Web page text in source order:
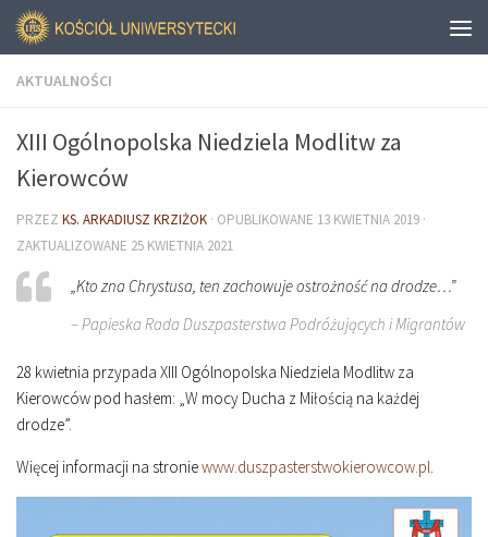
AKTUALNOŚCI
XIII Ogólnopolska Niedziela Modlitw za
Kierowców
PRZEZ KS. ARKADIUSZ KRZIŻOK · OPUBLIKOWANE 13 KWIETNIA 2019 ·
ZAKTUALIZOWANE 25 KWIETNIA 2021
„Kto zna Chrystusa, ten zachowuje ostrożność na drodze…”
– Papieska Rada Duszpasterstwa Podróżujących i Migrantów
28 kwietnia przypada XIII Ogólnopolska Niedziela Modlitw za
Kierowców pod hasłem: „W mocy Ducha z Miłością na każdej
drodze”.
Więcej informacji na stroniewww.duszpasterstwokierowcow.pl.